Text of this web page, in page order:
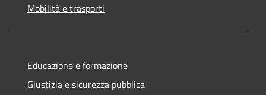
Mobilità e trasporti
Educazione e formazione
Giustizia e sicurezza pubblica